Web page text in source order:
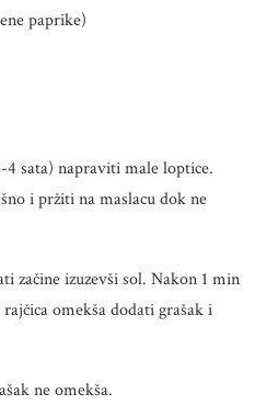
paprike)
sata) napraviti male loptice.
i pržiti na maslacu dok ne
začine izuzevši sol. Nakon 1 min
omekša dodati grašak i
ne omekša.